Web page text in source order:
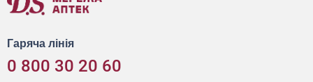
Гаряча лінія
0 800 30 20 60